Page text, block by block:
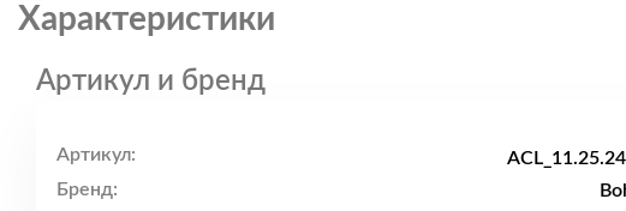
Характеристики
Артикул и бренд
Артикул:
Бренд: